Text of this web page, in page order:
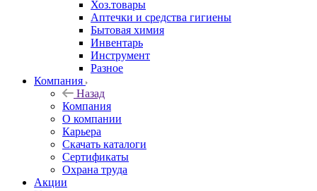
Хоз.товары
Аптечки и средства гигиены
Бытовая химия
Инвентарь
Инструмент
Разное
Компания
Назад
Компания
О компании
Карьера
Cкачать каталоги
Сертификаты
Охрана труда
Акции